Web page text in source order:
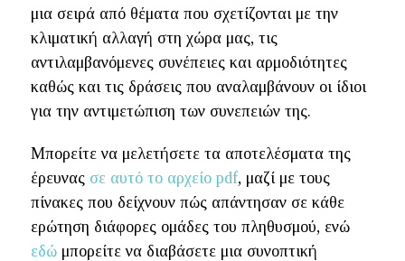
μια σειρά από θέματα που σχετίζονται με την
κλιματική αλλαγή στη χώρα μας, τις
αντιλαμβανόμενες συνέπειες και αρμοδιότητες
καθώς και τις δράσεις που αναλαμβάνουν οι ίδιοι
για την αντιμετώπιση των συνεπειών της.
Μπορείτε να μελετήσετε τα αποτελέσματα της
έρευνας σε αυτό το αρχείο pdf, μαζί με τους
πίνακες που δείχνουν πώς απάντησαν σε κάθε
ερώτηση διάφορες ομάδες του πληθυσμού, ενώ
εδώμπορείτε να διαβάσετε μια συνοπτική